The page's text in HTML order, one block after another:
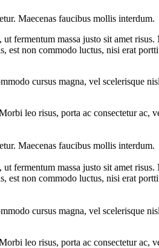
Maecenas faucibus mollis interdum.
fermentum massa justo sit amet risus.
non commodo luctus, nisi erat
cursus magna, vel scelerisque
leo risus, porta ac consectetur ac,
Maecenas faucibus mollis interdum.
fermentum massa justo sit amet risus.
non commodo luctus, nisi erat
cursus magna, vel scelerisque
leo risus, porta ac consectetur ac,